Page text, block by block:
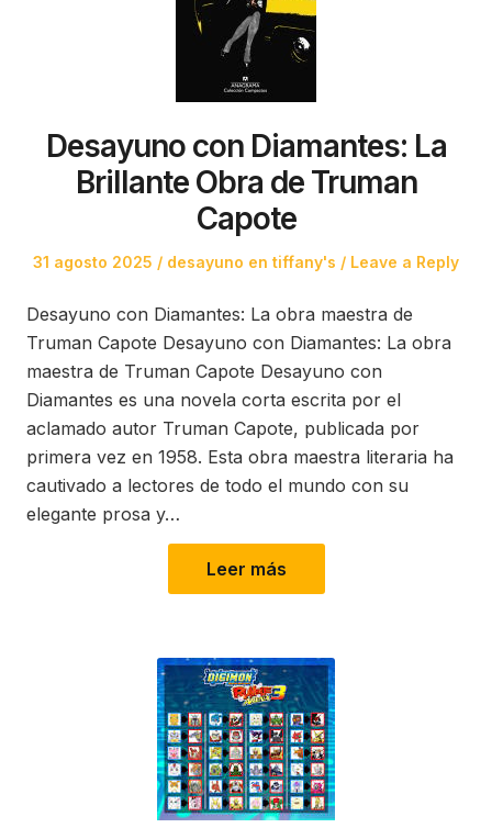
Desayuno con Diamantes: La
Brillante Obra de Truman
Capote
Posted
31 agosto 2025
Posted
desayuno en tiffany's Leave a Reply
Desayuno con Diamantes: La obra maestra de
Truman Capote Desayuno con Diamantes: La obra
maestra de Truman Capote Desayuno con
Diamantes es una novela corta escrita por el
aclamado autor Truman Capote, publicada por
primera vez en 1958. Esta obra maestra literaria ha
cautivado a lectores de todo el mundo con su
elegante prosa y…
Leer más